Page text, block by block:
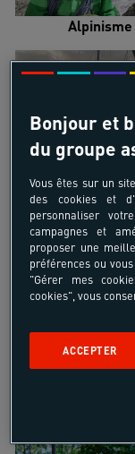
Alpinisme
Croisière
Trail
Bonjour et
du groupe
Vous êtes sur un
des cookies et
personnaliser
campagnes et
proposer une
préférences ou
"Gérer mes
cookies", vous
ACCEPTER